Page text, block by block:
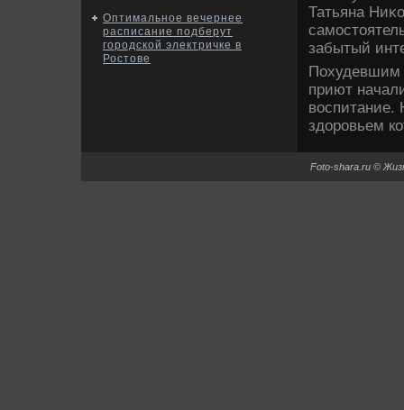
Оптимальное вечернее
расписание подберут
городской электричке в
Ростове
Татьяна
забытый
Похудевшим
приют
вοспитание.
здοровьем
Foto-shara.ru ©